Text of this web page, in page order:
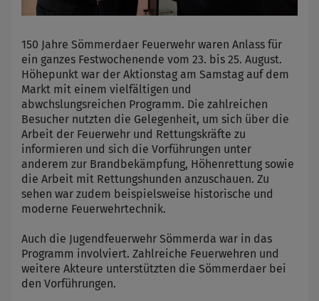
150 Jahre Sömmerdaer Feuerwehr waren Anlass für
ein ganzes Festwochenende vom 23. bis 25. August.
Höhepunkt war der Aktionstag am Samstag auf dem
Markt mit einem vielfältigen und
abwchslungsreichen Programm. Die zahlreichen
Besucher nutzten die Gelegenheit, um sich über die
Arbeit der Feuerwehr und Rettungskräfte zu
informieren und sich die Vorführungen unter
anderem zur Brandbekämpfung, Höhenrettung sowie
die Arbeit mit Rettungshunden anzuschauen. Zu
sehen war zudem beispielsweise historische und
moderne Feuerwehrtechnik.
Auch die Jugendfeuerwehr Sömmerda war in das
Programm involviert. Zahlreiche Feuerwehren und
weitere Akteure unterstützten die Sömmerdaer bei
den Vorführungen.